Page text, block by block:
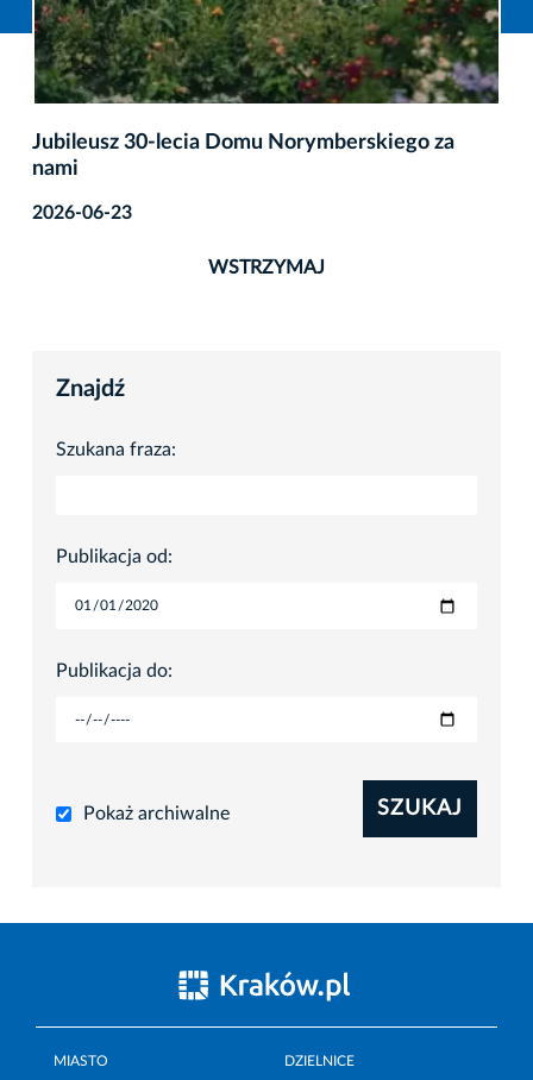
Jubileusz 30-lecia Domu Norymberskiego za
nami
2026-06-23
WSTRZYMAJ
Znajdź
Szukana fraza:
Publikacja od:
Publikacja do:
Pokaż archiwalne SZUKAJ
MIASTO DZIELNICE